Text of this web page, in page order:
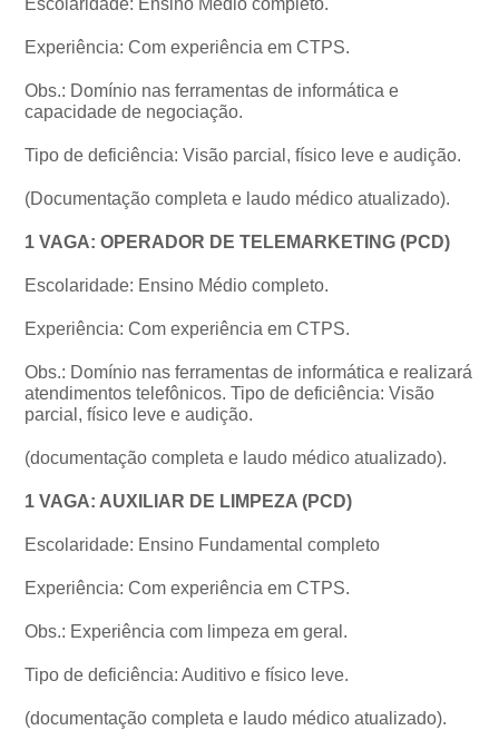
Experiência: Com experiência em CTPS.
Obs.: Domínio nas ferramentas de informática e
capacidade de negociação.
Tipo de deficiência: Visão parcial, físico leve e audição.
(Documentação completa e laudo médico atualizado).
1 VAGA: OPERADOR DE TELEMARKETING (PCD)
Escolaridade: Ensino Médio completo.
Experiência: Com experiência em CTPS.
Obs.: Domínio nas ferramentas de informática e realizará
atendimentos telefônicos. Tipo de deficiência: Visão
parcial, físico leve e audição.
(documentação completa e laudo médico atualizado).
1 VAGA: AUXILIAR DE LIMPEZA (PCD)
Escolaridade: Ensino Fundamental completo
Experiência: Com experiência em CTPS.
Obs.: Experiência com limpeza em geral.
Tipo de deficiência: Auditivo e físico leve.
(documentação completa e laudo médico atualizado).